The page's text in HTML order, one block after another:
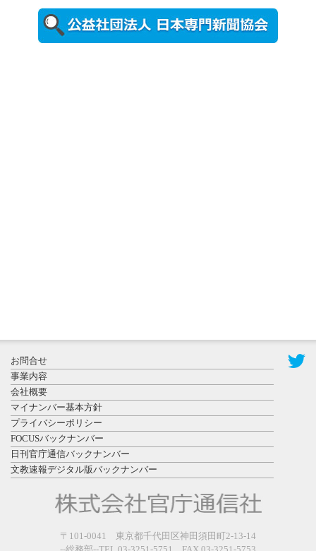
2026年8月5日
更新
農工大で大
登録有形文
化財となっ
た東北大植
物園八...
日更新
お問合せ
事業内容
会社概要
マイナンバー基本方針
プライバシーポリシー
FOCUSバックナンバー
日刊官庁通信バックナンバー
文教速報デジタル版バックナンバー
〒101-0041 東京都千代田区神田須田町2-13-14